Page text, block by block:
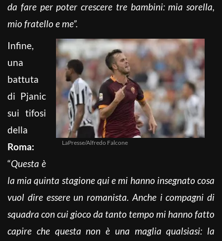
da fare per poter crescere tre bambini: mia sorella,
mio fratello e me”.
LaPresse/Alfredo Falcone
Infine,
una
battuta
di Pjanic
sui tifosi
della
Roma:
“Questa è
la mia quinta stagione qui e mi hanno insegnato cosa
vuol dire essere un romanista. Anche i compagni di
squadra con cui gioco da tanto tempo mi hanno fatto
capire che questa non è una maglia qualsiasi: la